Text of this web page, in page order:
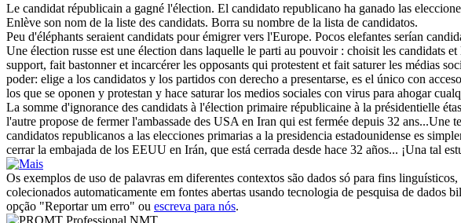
Le candidat républicain a gagné l'élection. El candidato republicano ha ganado las
Enlève son nom de la liste des candidats. Borra su nombre de la lista de candidatos.
Peu d'éléphants seraient candidats pour émigrer vers l'Europe. Pocos elefantes serían
Une élection russe est une élection dans laquelle le parti au pouvoir : choisit les candidats et
support, fait bastonner et incarcérer les opposants qui protestent et fait saturer les médias
poder: elige a los candidatos y los partidos con derecho a presentarse, es el único con
los que se oponen y protestan y hace saturar los medios sociales con virus para ahogar
La somme d'ignorance des candidats à l'élection primaire républicaine à la présidentielle
l'autre propose de fermer l'ambassade des USA en Iran qui est fermée depuis 32
candidatos republicanos a las elecciones primarias a la presidencia estadounidense es
cerrar la embajada de los EEUU en Irán, que está cerrada desde hace 32 años... ¡Una tal
Os exemplos de uso de palavras em diferentes contextos são dados só para fins
colecionados automaticamente em fontes abertas usando tecnologia de pesquisa de
opção "Reportar um erro" ou escreva para nós.